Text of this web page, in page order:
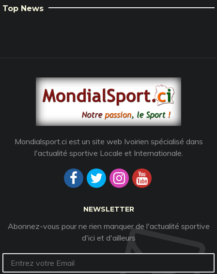
Top News
Mondialsport.ci est un site web Ivoirien spécialisé dans
l'actualité sportive Locale et Internationale.
NEWSLETTER
Abonnez-vous pour ne rien manquer de l'actualité sportive
d'ici et d'ailleurs